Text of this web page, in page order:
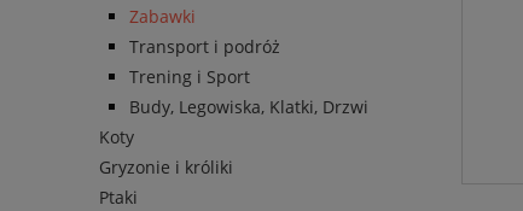
Zabawki
Transport i podróż
Trening i Sport
Budy, Legowiska, Klatki, Drzwi
Koty
Gryzonie i króliki
Ptaki